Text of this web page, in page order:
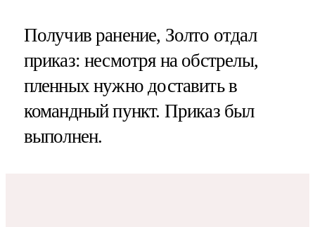
Получив ранение, Золто отдал
приказ: несмотря на обстрелы,
пленных нужно доставить в
командный пункт. Приказ был
выполнен.